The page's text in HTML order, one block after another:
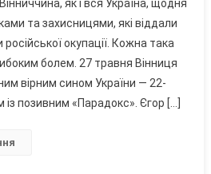
як і вся Україна, щодня
та захисницями, які віддали
окупації. Кожна така
болем. 27 травня Вінниця
вірним сином України — 22-
позивним «Парадокс». Єгор […]